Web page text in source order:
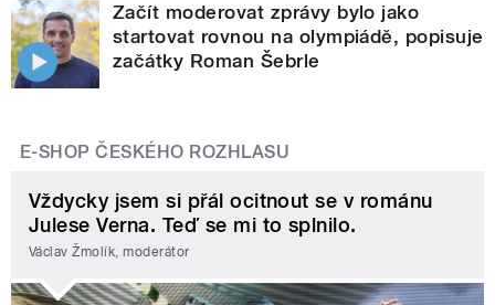
Začít moderovat zprávy bylo jako
startovat rovnou na olympiádě, popisuje
začátky Roman Šebrle
E-SHOP ČESKÉHO ROZHLASU
Vždycky jsem si přál ocitnout se v románu
Julese Verna. Teď se mi to splnilo.
Václav Žmolík, moderátor